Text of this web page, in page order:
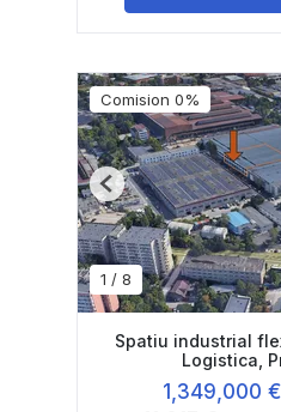
Comision 0%
1 / 8
Previous
Spatiu industrial
Logistica,
1,349,000 €